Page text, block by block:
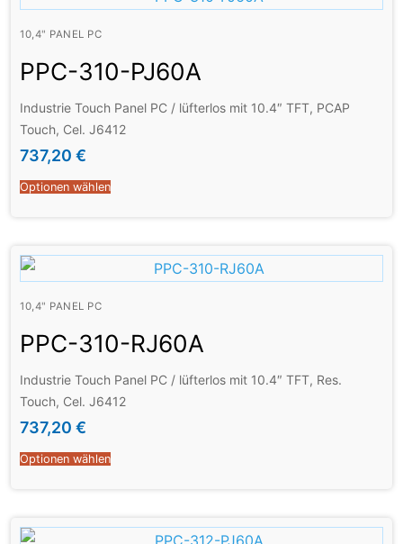
10,4" PANEL PC
PPC-310-PJ60A
Industrie Touch Panel PC / lüfterlos mit 10.4″ TFT, PCAP
Touch, Cel. J6412
737,20 €
Optionen wählen
10,4" PANEL PC
PPC-310-RJ60A
Industrie Touch Panel PC / lüfterlos mit 10.4″ TFT, Res.
Touch, Cel. J6412
737,20 €
Optionen wählen